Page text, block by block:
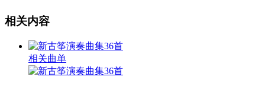
相关内容
相关曲单